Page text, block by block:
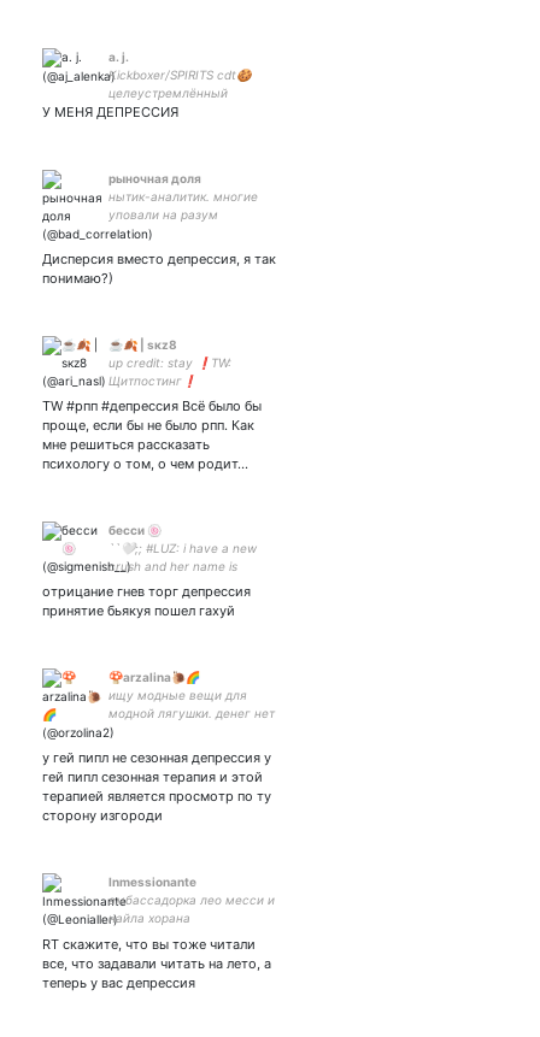
a. j.
Kickboxer/SPIRITS cdt🍪
целеустремлённый
близнец🍪ESFP
У МЕНЯ ДЕПРЕССИЯ
рыночная доля
нытик-аналитик. многие
уповали на разум
советника, но он был
разумным
Дисперсия вместо депрессия, я так
понимаю?)
☕🍂 | sкz8
up credit: stay ❗TW:
Щитпостинг❗
TW #рпп #депрессия Всё было бы
проще, если бы не было рпп. Как
мне решиться рассказать
психологу о том, о чем родит…
бесси 🍥
``🤍;; #LUZ: i have a new
crush and her name is
отрицание гнев торг депрессия
принятие бьякуя пошел гахуй
🍄arzalina🐌🌈
ищу модные вещи для
модной лягушки. денег нет
у гей пипл не сезонная депрессия у
гей пипл сезонная терапия и этой
терапией является просмотр по ту
сторону изгороди
Inmessionante
амбассадорка лео месси и
найла хорана
RT скажите, что вы тоже читали
все, что задавали читать на лето, а
теперь у вас депрессия